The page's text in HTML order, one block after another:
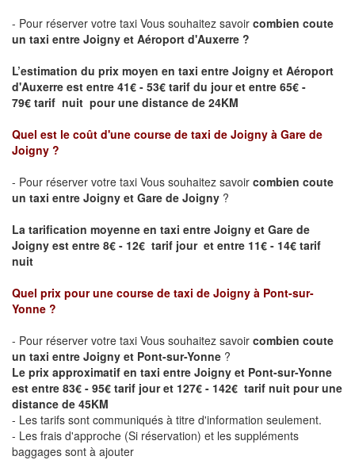
- Pour réserver votre taxi Vous souhaitez savoir combien coute
un taxi entre Joigny et Aéroport d'Auxerre ?
L’estimation du prix moyen en taxi entre Joigny et Aéroport
d'Auxerre est entre 41€ - 53€ tarif du jour et entre 65€ -
79€ tarif nuit pour une distance de 24KM
Quel est le coût d'une course de taxi de Joigny à Gare de
Joigny ?
- Pour réserver votre taxi Vous souhaitez savoir combien coute
un taxi entre Joigny et Gare de Joigny ?
La tarification moyenne en taxi entre Joigny et Gare de
Joigny est entre 8€ - 12€ tarif jour et entre 11€ - 14€ tarif
nuit
Quel prix pour une course de taxi de Joigny à Pont-sur-
Yonne ?
- Pour réserver votre taxi Vous souhaitez savoir combien coute
un taxi entre Joigny et Pont-sur-Yonne ?
Le prix approximatif en taxi entre Joigny et Pont-sur-Yonne
est entre 83€ - 95€ tarif jour et 127€ - 142€ tarif nuit pour une
distance de 45KM
- Les tarifs sont communiqués à titre d'information seulement.
- Les frais d'approche (Si réservation) et les suppléments
baggages sont à ajouter